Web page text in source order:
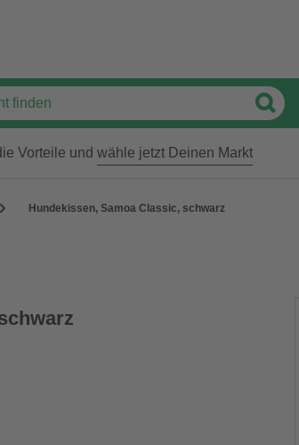
Vorteile und wähle jetzt Deinen Markt
Hundekissen, Samoa Classic, schwarz